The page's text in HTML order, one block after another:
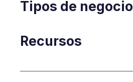
Tipos de negocio
Recursos